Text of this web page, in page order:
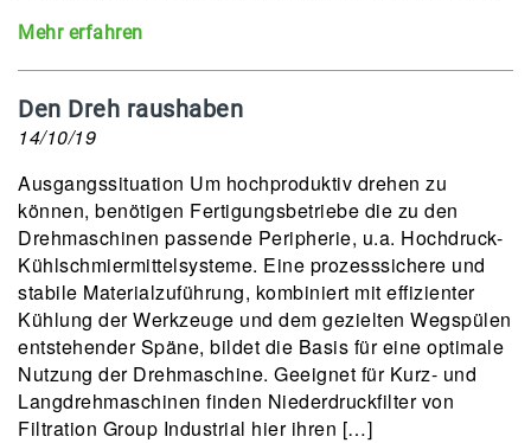
Mehr erfahren
Den Dreh raushaben
14/10/19
Ausgangssituation Um hochproduktiv drehen zu
können, benötigen Fertigungsbetriebe die zu den
Drehmaschinen passende Peripherie, u.a. Hochdruck-
Kühlschmiermittelsysteme. Eine prozesssichere und
stabile Materialzuführung, kombiniert mit effizienter
Kühlung der Werkzeuge und dem gezielten Wegspülen
entstehender Späne, bildet die Basis für eine optimale
Nutzung der Drehmaschine. Geeignet für Kurz- und
Langdrehmaschinen finden Niederdruckfilter von
Filtration Group Industrial hier ihren […]